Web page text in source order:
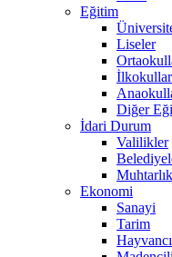
Eğitim
Liseler
İlkokullar
Diğer
İdari Durum
Valilikler
Ekonomi
Sanayi
Tarim